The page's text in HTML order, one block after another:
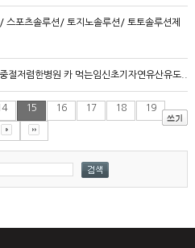
포츠솔루션/ 토지노솔루션/ 토토솔루션제
절저렴한병원 카 먹는임신초기자연유산유도..
15 16 17 18 19